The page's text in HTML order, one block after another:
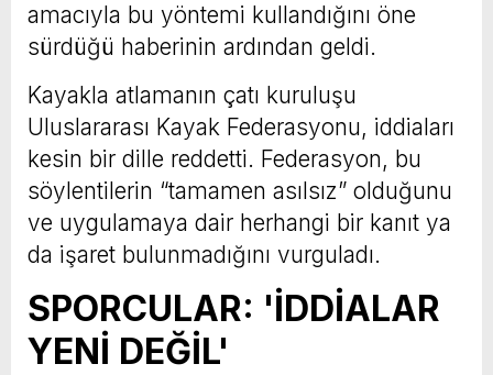
amacıyla bu yöntemi kullandığını öne
sürdüğü haberinin ardından geldi.
Kayakla atlamanın çatı kuruluşu
Uluslararası Kayak Federasyonu, iddiaları
kesin bir dille reddetti. Federasyon, bu
söylentilerin “tamamen asılsız” olduğunu
ve uygulamaya dair herhangi bir kanıt ya
da işaret bulunmadığını vurguladı.
SPORCULAR: 'İDDİALAR
YENİ DEĞİL'